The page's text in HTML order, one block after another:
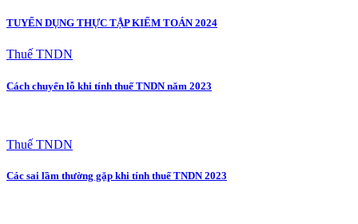
TUYỂN DỤNG THỰC TẬP KIỂM TOÁN 2024
Thuế TNDN
Cách chuyển lỗ khi tính thuế TNDN năm 2023
Thuế TNDN
Các sai lầm thường gặp khi tính thuế TNDN 2023